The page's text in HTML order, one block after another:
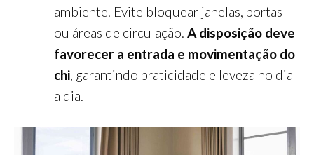
ambiente. Evite bloquear janelas, portas
ou áreas de circulação. A disposição deve
favorecer a entrada e movimentação do
chi, garantindo praticidade e leveza no dia
a dia.